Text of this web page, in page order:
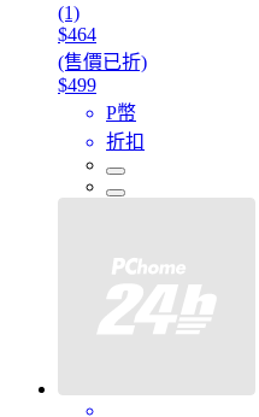
(1)
$464
(售價已折)
$499
P幣
折扣